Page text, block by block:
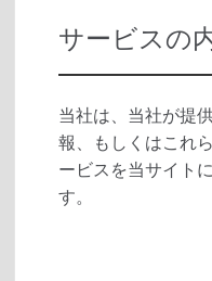
サービスの
当社は、当社が提
報、もしくはこれ
ービスを当サイト
す。